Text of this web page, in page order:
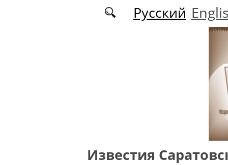
Перейти к основному содержаниюРусский
Известия